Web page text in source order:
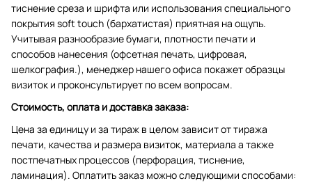
тиснение среза и шрифта или использования специального
покрытия soft touch (бархатистая) приятная на ощупь.
Учитывая разнообразие бумаги, плотности печати и
способов нанесения (офсетная печать, цифровая,
шелкография.), менеджер нашего офиса покажет образцы
визиток и проконсультирует по всем вопросам.
Стоимость, оплата и доставка заказа:
Цена за единицу и за тираж в целом зависит от тиража
печати, качества и размера визиток, материала а также
постпечатных процессов (перфорация, тиснение,
ламинация). Оплатить заказ можно следующими способами: